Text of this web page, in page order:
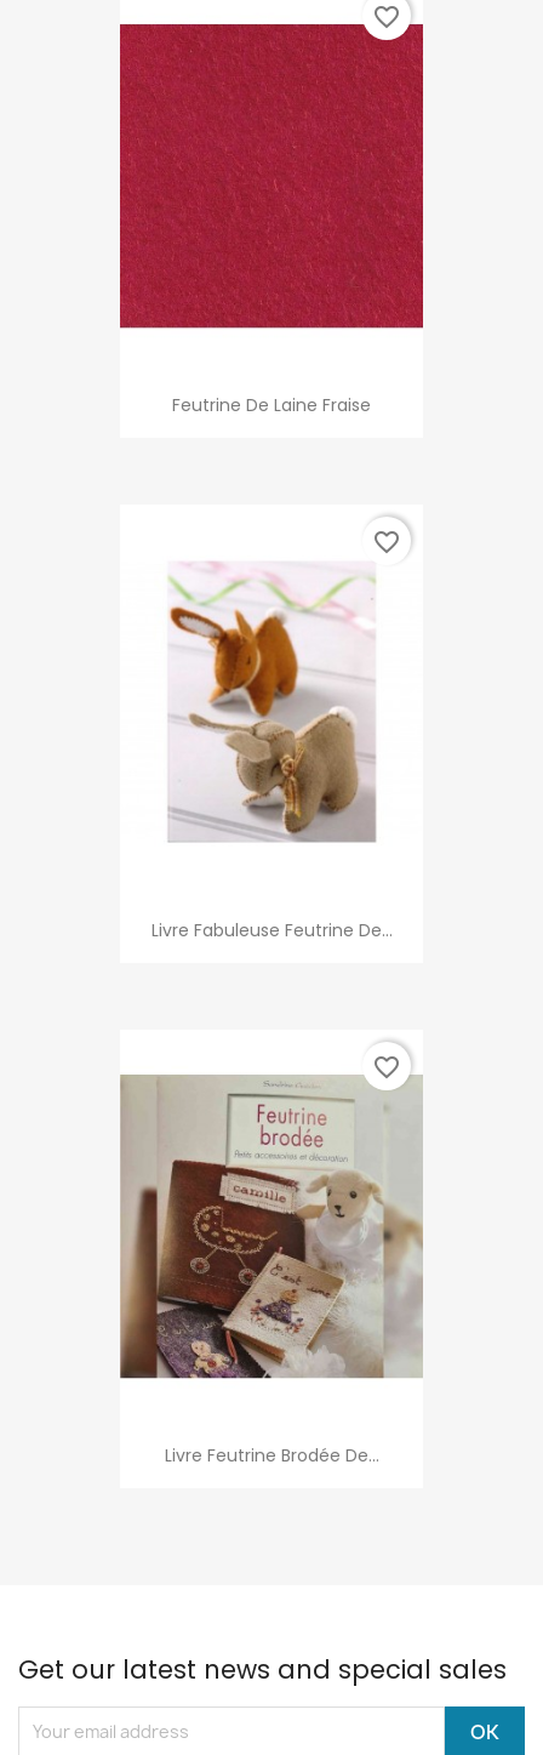
Feutrine De Laine Fraise
favorite_border
Livre Fabuleuse Feutrine De...
favorite_border
Livre Feutrine Brodée De...
favorite_border
Get our latest news and special sales